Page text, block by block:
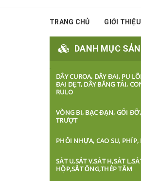
TRANG CHỦ GIỚI THIỆU
DANH MỤC
DÂY CUROA, DÂY ĐAI, PU
ĐAI DẸT, DÂY BĂNG TẢI,
RULO
VÒNG BI, BẠC ĐẠN, GỐI
TRƯỢT
PHÔI NHỰA, CAO SU, PHÍP,
SẮT U,SẮT V,SẮT H,SẮT
HỘP,SẮT ỐNG,THÉP TẤM